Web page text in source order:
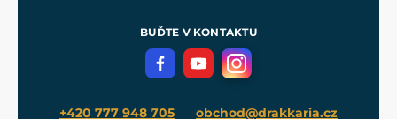
Meče pro Kingdom Come
BUĎTE V KONTAKTU
+420 777 948 705 obchod@drakkaria.cz